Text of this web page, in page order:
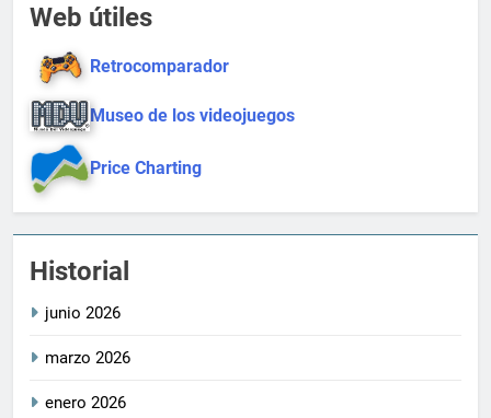
Web útiles
Retrocomparador
Museo de los videojuegos
Price Charting
Historial
junio 2026
marzo 2026
enero 2026